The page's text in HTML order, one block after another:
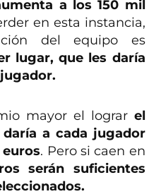
a los 150 mil
en esta instancia,
del equipo es
lugar, que les daría
mayor el lograr el
a cada jugador
. Pero si caen en
serán suficientes